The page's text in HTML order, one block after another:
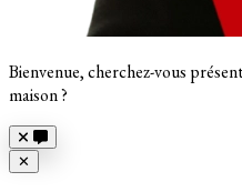
Bienvenue, cherchez-vous
maison ?
Close
✕